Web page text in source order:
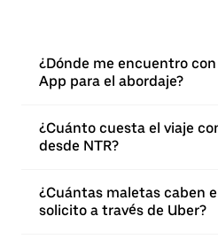
¿Dónde me encuentro
App para el abordaje?
¿Cuánto cuesta el viaje
desde NTR?
¿Cuántas maletas caben
solicito a través de Uber?